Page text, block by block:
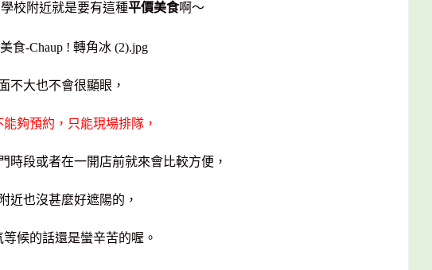
校附近就是要有這種平價美食啊～
不大也不會很顯眼，
夠預約，只能現場排隊，
時段或者在一開店前就來會比較方便，
近也沒甚麼好遮陽的，
候的話還是蠻辛苦的喔。